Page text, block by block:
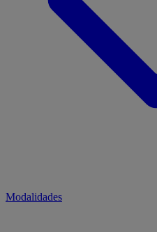
Modalidades